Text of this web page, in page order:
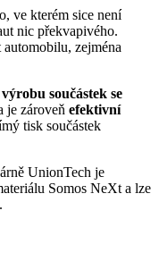
ve kterém sice není
nic překvapivého.
zejména
součástek se
je zároveň efektivní
tisk součástek
UnionTech je
Somos NeXt a lze